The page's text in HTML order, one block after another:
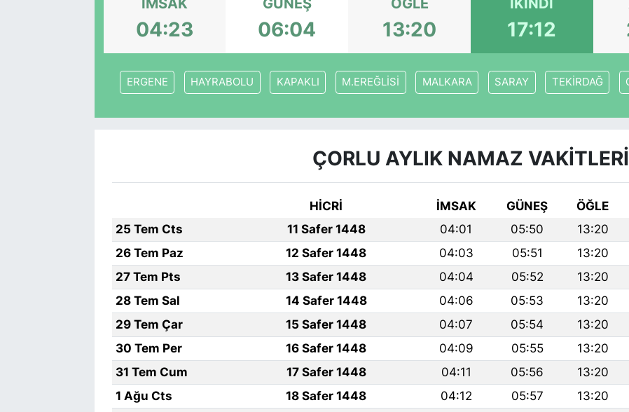
İMSAK
04:23
GÜNEŞ
06:04
ÖĞLE
13:20
İKINDI
17:12
ERGENE HAYRABOLU KAPAKLI M.EREĞLİSİ MALKARA SARAY TEKİRDAĞ
ÇORLU AYLIK NAMAZ VAKITLERI
HİCRİ İMSAK GÜNEŞ ÖĞLE
25 Tem Cts
11 Safer 1448 04:01 05:50 13:20
26 Tem Paz
12 Safer 1448 04:03 05:51 13:20
27 Tem Pts
13 Safer 1448 04:04 05:52 13:20
28 Tem Sal
14 Safer 1448 04:06 05:53 13:20
29 Tem Çar
15 Safer 1448 04:07 05:54 13:20
30 Tem Per
16 Safer 1448 04:09 05:55 13:20
31 Tem Cum
17 Safer 1448 04:11 05:56 13:20
1 Ağu Cts
18 Safer 1448 04:12 05:57 13:20